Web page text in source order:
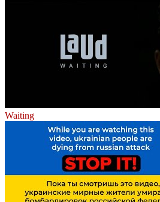
Waiting